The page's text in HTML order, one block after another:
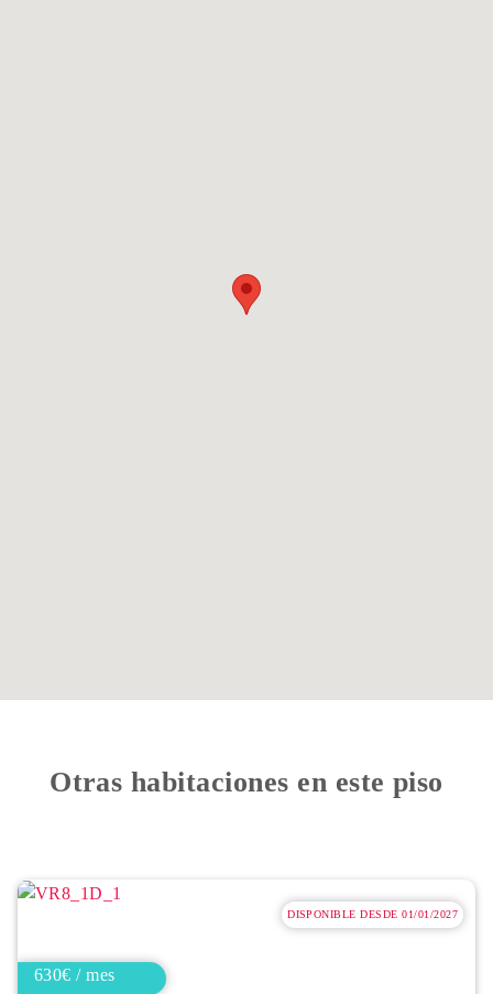
Otras habitaciones en este piso
DISPONIBLE DESDE 01/01/2027
630€ / mes